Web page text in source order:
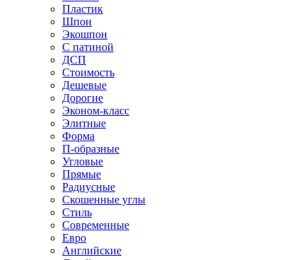
Пластик
Шпон
Экошпон
С патиной
ДСП
Стоимость
Дешевые
Дорогие
Эконом-класс
Элитные
Форма
П-образные
Угловые
Прямые
Радиусные
Скошенные углы
Стиль
Современные
Евро
Английские